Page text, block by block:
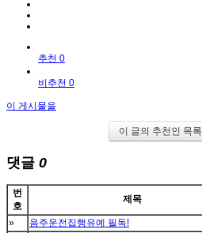
추천 0
비추천 0
이 게시물을
이 글의 추천인 목록
댓글 0
번
호
제목
»
음주운전집행유예 필독!